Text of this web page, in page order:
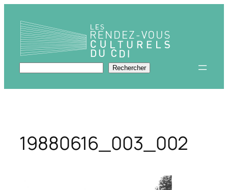
contenu
Rechercher Rechercher
19880616_003_002